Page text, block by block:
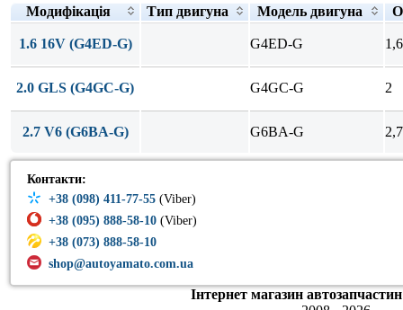
Модифікація Тип двигуна Модель двигуна
1.6 16V (G4ED-G) G4ED-G 1,6
2.0 GLS (G4GC-G) G4GC-G 2
2.7 V6 (G6BA-G) G6BA-G 2,7
Контакти:
+38 (098) 411-77-55 (Viber)
+38 (095) 888-58-10 (Viber)
+38 (073) 888-58-10
shop@autoyamato.com.ua
Інтернет магазин